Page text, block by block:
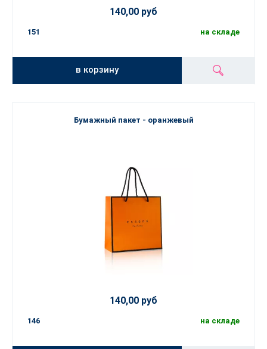
140,00 руб
151 на складе
в корзину
Бумажный пакет - оранжевый
140,00 руб
146 на складе